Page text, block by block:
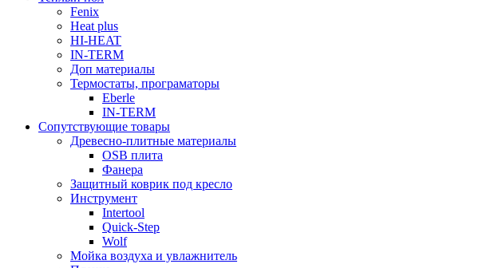
Fenix
Heat plus
HI-HEAT
IN-TERM
Доп материалы
Термостаты, програматоры
Eberle
IN-TERM
Сопутствующие товары
Древесно-плитные материалы
OSB плита
Фанера
Защитный коврик под кресло
Инструмент
Intertool
Quick-Step
Wolf
Мойка воздуха и увлажнитель